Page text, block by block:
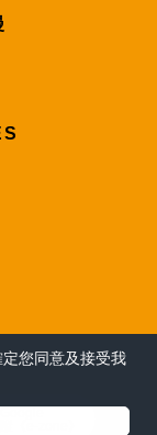
您同意及接受我